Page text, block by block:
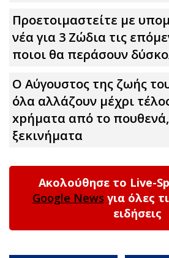
Προετοιμαστείτε με
νέα για 3 Zώδια τις
ποιοι θα περάσουν
Ο Αύγουστος της ζωής
όλα αλλάζουν μέχρι
xpήματα από το
ξεκινήματα
Ακολούθησε το Live-
Google News για όλες
ειδήσεις